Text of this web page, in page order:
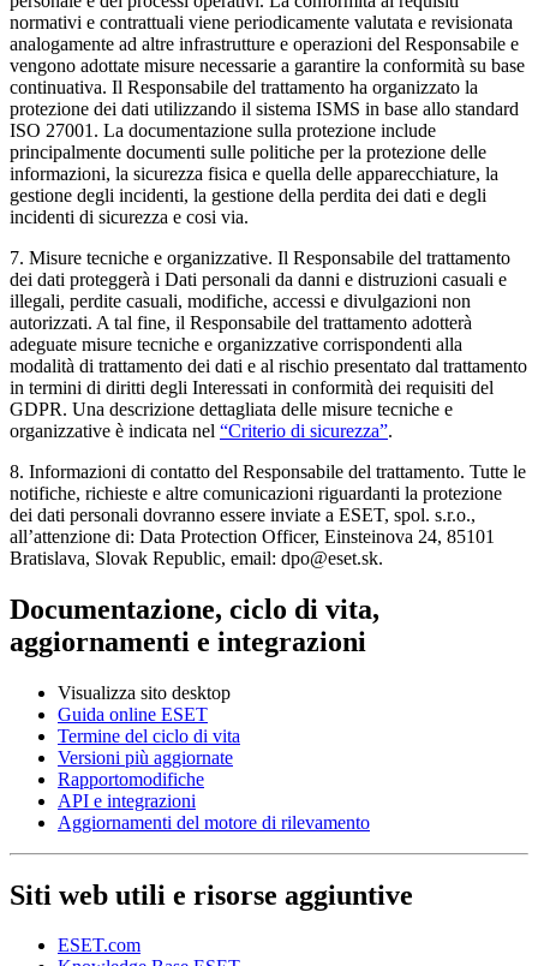
normativi e contrattuali viene periodicamente valutata e revisionata
analogamente ad altre infrastrutture e operazioni del Responsabile e
vengono adottate misure necessarie a garantire la conformità su base
continuativa. Il Responsabile del trattamento ha organizzato la
protezione dei dati utilizzando il sistema ISMS in base allo standard
ISO 27001. La documentazione sulla protezione include
principalmente documenti sulle politiche per la protezione delle
informazioni, la sicurezza fisica e quella delle apparecchiature, la
gestione degli incidenti, la gestione della perdita dei dati e degli
incidenti di sicurezza e cosi via.
7. Misure tecniche e organizzative. Il Responsabile del trattamento
dei dati proteggerà i Dati personali da danni e distruzioni casuali e
illegali, perdite casuali, modifiche, accessi e divulgazioni non
autorizzati. A tal fine, il Responsabile del trattamento adotterà
adeguate misure tecniche e organizzative corrispondenti alla
modalità di trattamento dei dati e al rischio presentato dal trattamento
in termini di diritti degli Interessati in conformità dei requisiti del
GDPR. Una descrizione dettagliata delle misure tecniche e
organizzative è indicata nel “Criterio di sicurezza”.
8. Informazioni di contatto del Responsabile del trattamento. Tutte le
notifiche, richieste e altre comunicazioni riguardanti la protezione
dei dati personali dovranno essere inviate a ESET, spol. s.r.o.,
all’attenzione di: Data Protection Officer, Einsteinova 24, 85101
Bratislava, Slovak Republic, email: dpo@eset.sk.
Documentazione, ciclo di vita,
aggiornamenti e integrazioni
Visualizza sito desktop
Guida online ESET
Termine del ciclo di vita
Versioni più aggiornate
Rapportomodifiche
API e integrazioni
Aggiornamenti del motore di rilevamento
Siti web utili e risorse aggiuntive
ESET.com